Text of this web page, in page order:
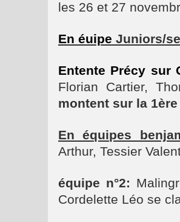
les 26 et 27
En éuipe Juniors/
Entente Précy sur
Florian Cartier,
montent sur la
En équipes
Arthur, Tessier
équipe n°2:
Cordelette Léo se